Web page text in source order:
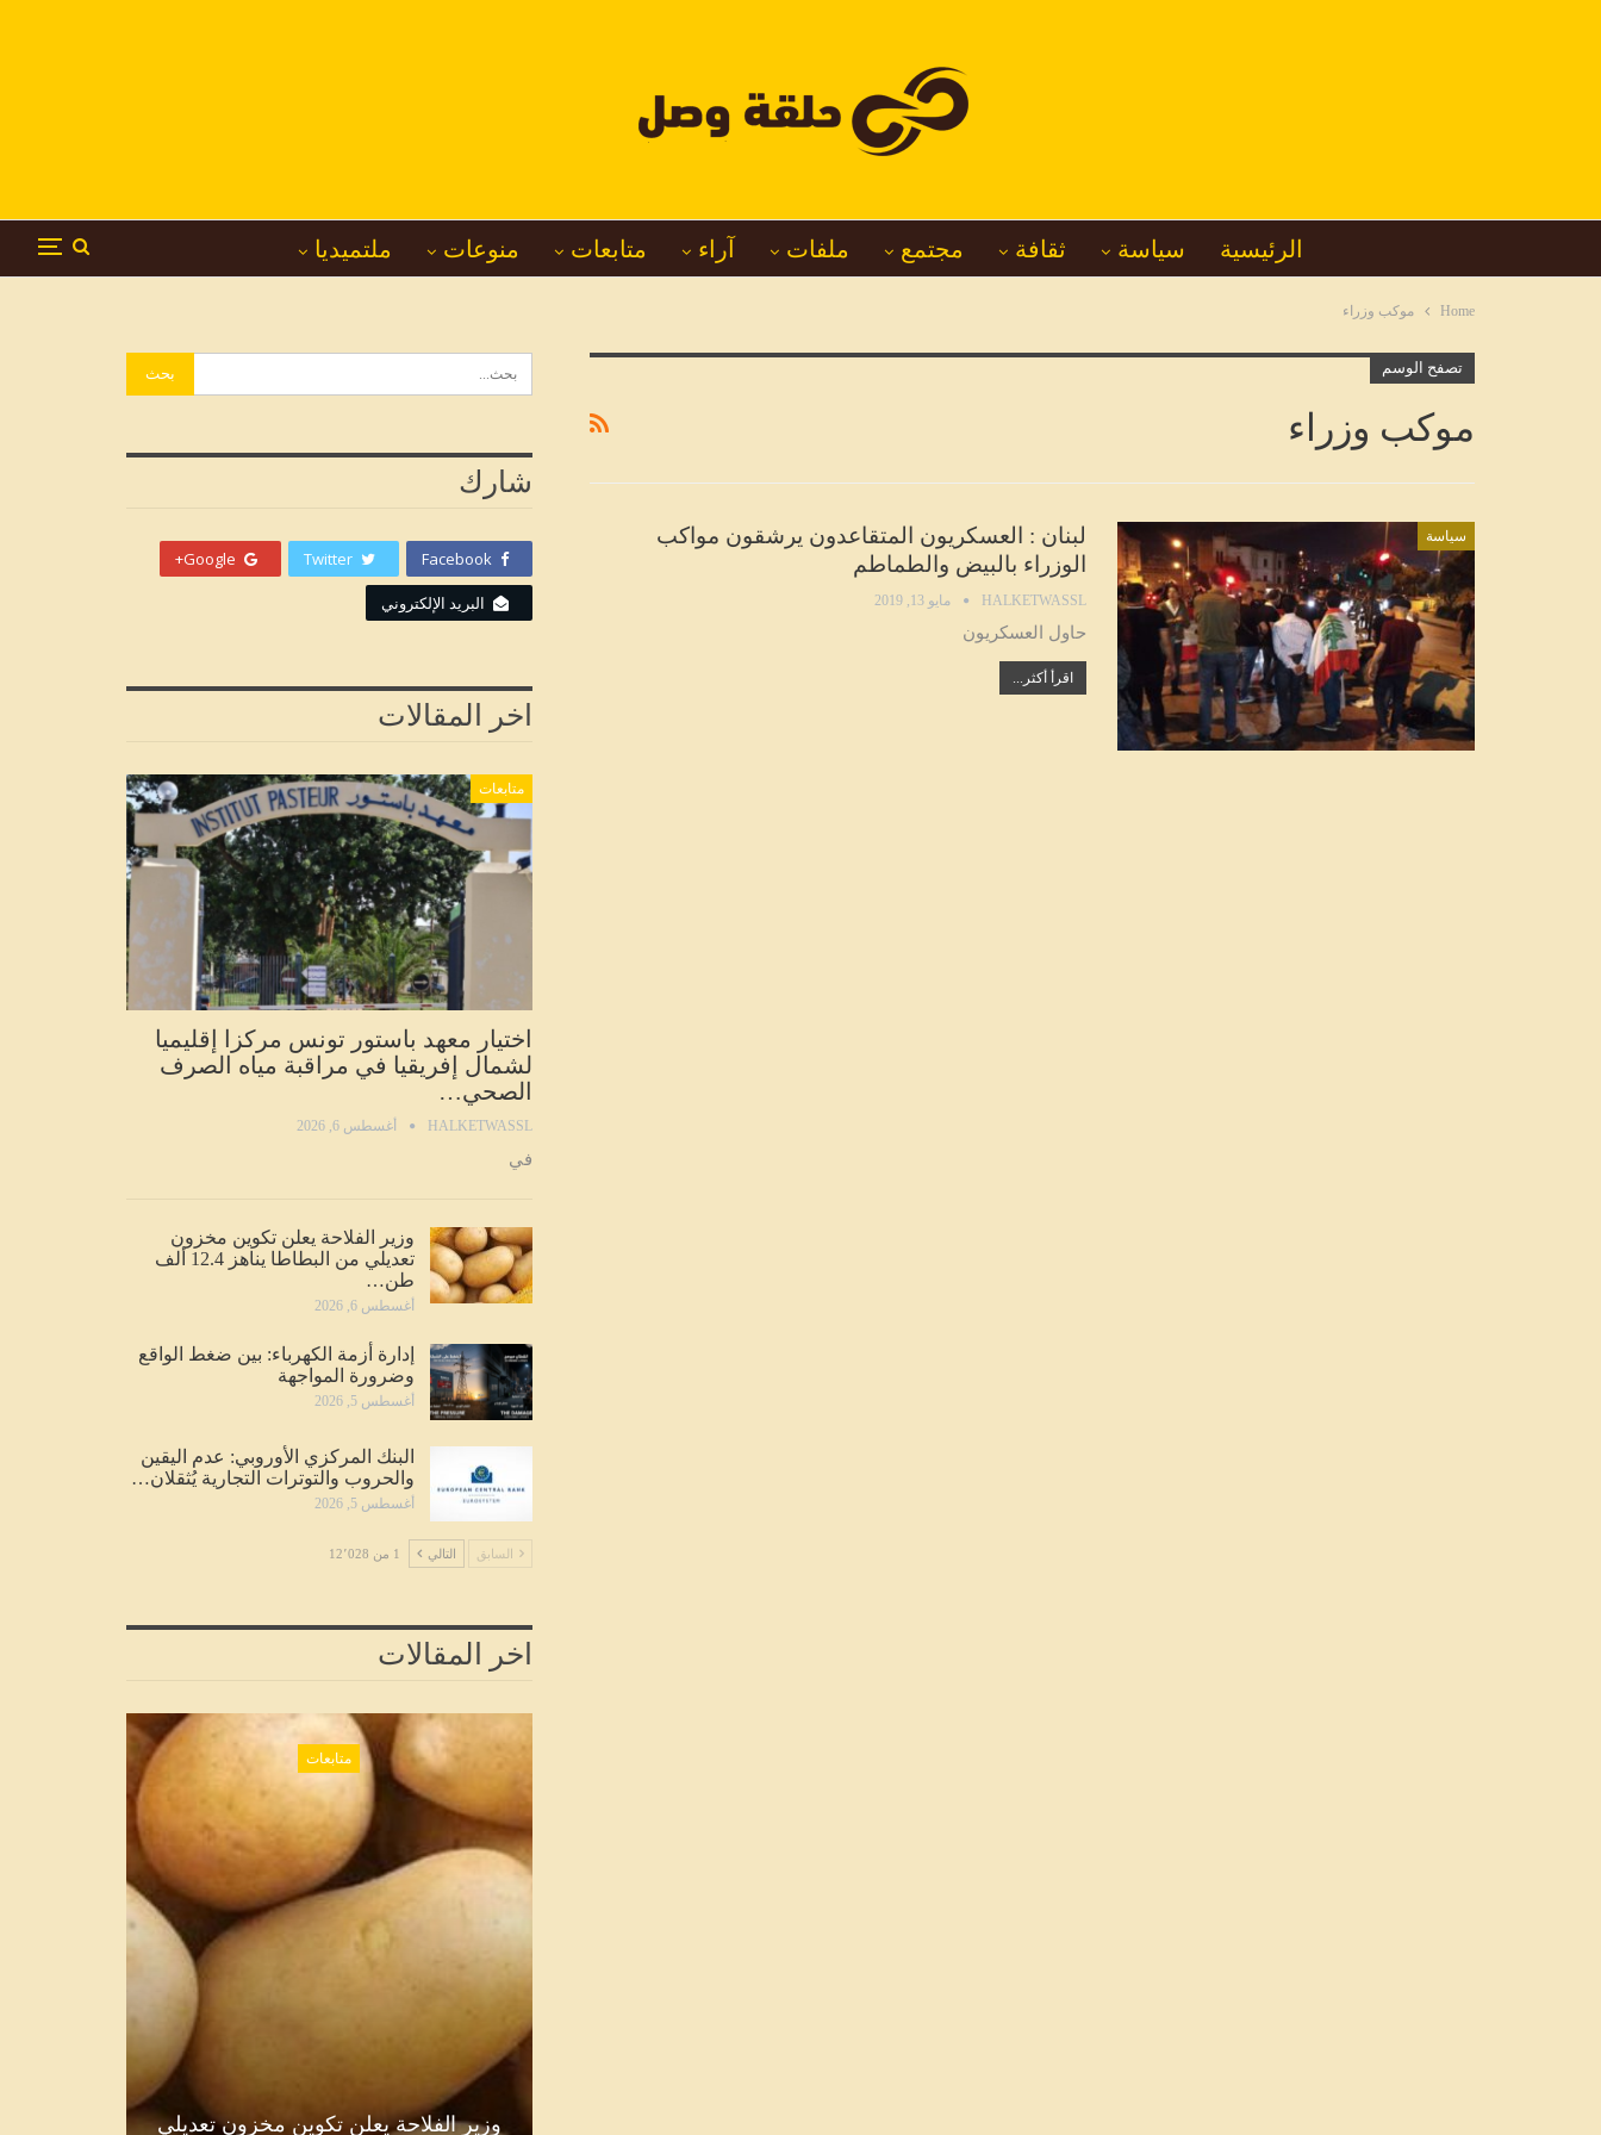
الرئيسية سياسة ثقافة مجتمع ملفات آراء متابعات منوعات ملتميديا
Home موكب وزراء
تصفح الوسم
موكب وزراء
سياسة
لبنان : العسكريون المتقاعدون يرشقون مواكب
الوزراء بالبيض والطماطم
HALKETWASSL مايو 13, 2019
حاول العسكريون
اقرأ أكثر...
شارك
Facebook
Twitter
Google+
البريد الإلكتروني
اخر المقالات
متابعات
اختيار معهد باستور تونس مركزا إقليميا
لشمال إفريقيا في مراقبة مياه الصرف
الصحي…
HALKETWASSL أغسطس 6, 2026
في
وزير الفلاحة يعلن تكوين مخزون
تعديلي من البطاطا يناهز 12.4 ألف
طن…
أغسطس 6, 2026
إدارة أزمة الكهرباء: بين ضغط الواقع
وضرورة المواجهة
أغسطس 5, 2026
البنك المركزي الأوروبي: عدم اليقين
والحروب والتوترات التجارية يُثقلان…
أغسطس 5, 2026
السابق التالي 1 من 12٬028
اخر المقالات
متابعات
وزير الفلاحة يعلن تكوين مخزون تعديلي